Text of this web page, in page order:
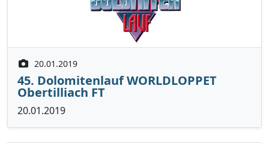
20.01.2019
45. Dolomitenlauf WORLDLOPPET
Obertilliach FT
20.01.2019